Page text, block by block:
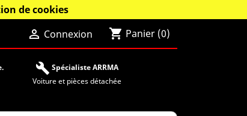
de cookies
 Connexion shopping_cart Panier (0)
build Spécialiste ARRMA
Voiture et pièces détachée